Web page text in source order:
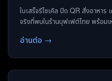
ใบเสร็จรีไซเคิล ปิด QR สั่งอาหา
จริงที่พบในร้านบุฟเฟต์ไทย พร้อม
อ่านต่อ →